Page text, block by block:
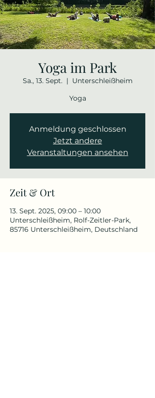
Yoga im Park
Sa., 13. Sept.
  |
Unterschleißheim
Yoga
Anmeldung geschlossen
Jetzt andere
Veranstaltungen ansehen
Zeit & Ort
13. Sept. 2025, 09:00 – 10:00
Unterschleißheim, Rolf-Zeitler-Park,
85716 Unterschleißheim, Deutschland